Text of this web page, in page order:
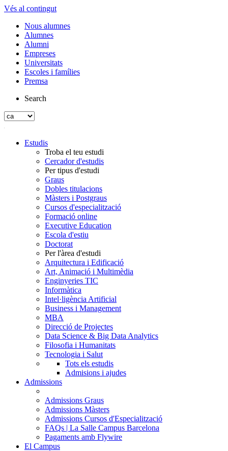
Vés al contingut
Nous alumnes
Alumnes
Alumni
Empreses
Universitats
Escoles i famílies
Premsa
Search
Estudis
Troba el teu estudi
Cercador d'estudis
Per tipus d'estudi
Graus
Dobles titulacions
Màsters i Postgraus
Cursos d'especialització
Formació online
Executive Education
Escola d'estiu
Doctorat
Per l'àrea d'estudi
Arquitectura i Edificació
Art, Animació i Multimèdia
Enginyeries TIC
Informàtica
Intel·ligència Artificial
Business i Management
MBA
Direcció de Projectes
Data Science & Big Data Analytics
Filosofia i Humanitats
Tecnologia i Salut
Tots els estudis
Admisions i ajudes
Admissions
Admissions Graus
Admissions Màsters
Admissions Cursos d'Especialització
FAQs | La Salle Campus Barcelona
Pagaments amb Flywire
El Campus